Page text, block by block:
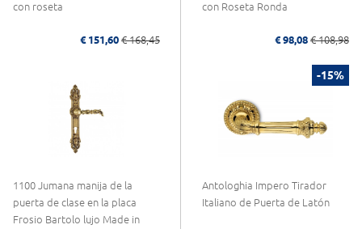
con roseta
€ 151,60 € 168,45
con Roseta Ronda
€ 98,08 € 108,98
1100 Jumana manija de la
puerta de clase en la placa
Frosio Bartolo lujo Made in
-15%
Antologhia Impero Tirador
Italiano de Puerta de Latón